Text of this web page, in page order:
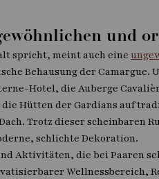
und
spricht, meint auch eine
Behausung der Camargue.
Hotel, die Auberge
Hütten der Gardians auf
Trotz dieser scheinbaren
schlichte Dekoration.
Aktivitäten, die bei Paaren
Wellnessbereich,